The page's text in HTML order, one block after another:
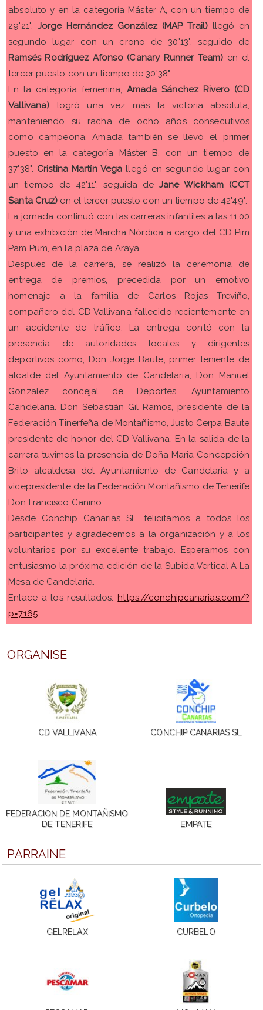
absoluto y en la categoría Máster A, con un tiempo de
29'21". Jorge Hernández González (MAP Trail)llegó en
segundo lugar con un crono de 30'13", seguido de
Ramsés Rodríguez Afonso (Canary Runner Team) en el
tercer puesto con un tiempo de 30'38".
En la categoría femenina,Amada Sánchez Rivero (CD
Vallivana) logró una vez más la victoria absoluta,
manteniendo su racha de ocho años consecutivos
como campeona. Amada también se llevó el primer
puesto en la categoría Máster B, con un tiempo de
37'38". Cristina Martín Vega llegó en segundo lugar con
un tiempo de 42'11", seguida de Jane Wickham (CCT
Santa Cruz) en el tercer puesto con un tiempo de 42'49".
La jornada continuó con las carreras infantiles a las 11:00
y una exhibición de Marcha Nórdica a cargo del CD Pim
Pam Pum, en la plaza de Araya.
Después de la carrera, se realizó la ceremonia de
entrega de premios, precedida por un emotivo
homenaje a la familia de Carlos Rojas Treviño,
compañero del CD Vallivana fallecido recientemente en
un accidente de tráfico. La entrega contó con la
presencia de autoridades locales y dirigentes
deportivos como; Don Jorge Baute, primer teniente de
alcalde del Ayuntamiento de Candelaria, Don Manuel
Gonzalez concejal de Deportes, Ayuntamiento
Candelaria. Don Sebastián Gil Ramos, presidente de la
Federación Tinerfeña de Montañismo, Justo Cerpa Baute
presidente de honor del CD Vallivana. En la salida de la
carrera tuvimos la presencia de Doña Maria Concepción
Brito alcaldesa del Ayuntamiento de Candelaria y a
vicepresidente de la Federación Montañismo de Tenerife
Don Francisco Canino.
Desde Conchip Canarias SL, felicitamos a todos los
participantes y agradecemos a la organización y a los
voluntarios por su excelente trabajo. Esperamos con
entusiasmo la próxima edición de la Subida Vertical A La
Mesa de Candelaria.
Enlace a los resultados: https://conchipcanarias.com/?
p=7165
ORGANISE
CD VALLIVANA CONCHIP CANARIAS SL
FEDERACION DE MONTAÑISMO
DE TENERIFE
EMPATE
PARRAINE
GELRELAX CURBELO